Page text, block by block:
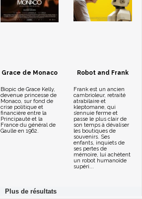
Grace de Monaco
Biopic de Grace Kelly,
devenue princesse de
Monaco, sur fond de
crise politique et
financière entre la
Principauté et la
France du général de
Gaulle en 1962.
Robot and Frank
Frank est un ancien
cambrioleur, retraité
atrabilaire et
kleptomane, qui
s’ennuie ferme et
passe le plus clair de
son temps à dévaliser
les boutiques de
souvenirs. Ses
enfants, inquiets de
ses pertes de
mémoire, lui achètent
un robot humanoïde
supéri...